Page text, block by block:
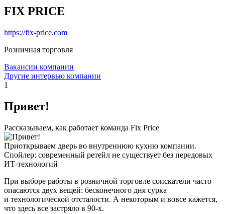
FIX PRICE
https://fix-price.com
Розничная торговля
Вакансии компании
Другие интервью компании
1
Привет!
Рассказываем, как работает команда Fix Price
Приоткрываем дверь во внутреннюю кухню компании.
Спойлер: современный ретейл не существует без передовых
ИТ-технологий
При выборе работы в розничной торговле соискатели часто
опасаются двух вещей: бесконечного дня сурка
и технологической отсталости. А некоторым и вовсе кажется,
что здесь все застряло в 90-х.